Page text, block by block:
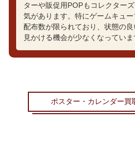
ターや販促用POPもコレクター
気があります。特にゲームキュ
配布数が限られており、状態の
見かける機会が少なくなっていま
ポスター・カレンダー買